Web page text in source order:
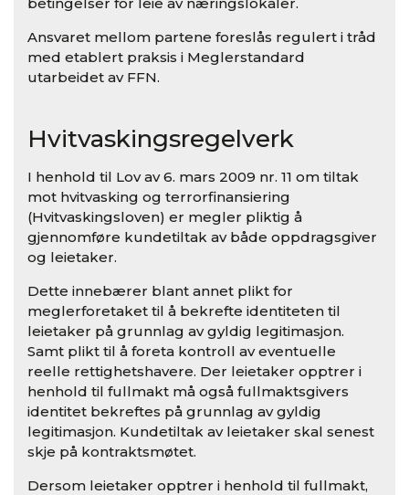
Ansvaret mellom partene foreslås regulert i tråd
med etablert praksis i Meglerstandard
utarbeidet av FFN.
Hvitvaskingsregelverk
I henhold til Lov av 6. mars 2009 nr. 11 om tiltak
mot hvitvasking og terrorfinansiering
(Hvitvaskingsloven) er megler pliktig å
gjennomføre kundetiltak av både oppdragsgiver
og leietaker.
Dette innebærer blant annet plikt for
meglerforetaket til å bekrefte identiteten til
leietaker på grunnlag av gyldig legitimasjon.
Samt plikt til å foreta kontroll av eventuelle
reelle rettighetshavere. Der leietaker opptrer i
henhold til fullmakt må også fullmaktsgivers
identitet bekreftes på grunnlag av gyldig
legitimasjon. Kundetiltak av leietaker skal senest
skje på kontraktsmøtet.
Dersom leietaker opptrer i henhold til fullmakt,